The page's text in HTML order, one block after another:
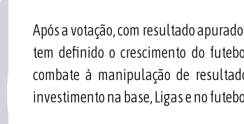
Após a votação, com resultado
tem definido o crescimento do
combate à manipulação de
investimento na base, Ligas e no